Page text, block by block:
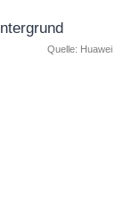
Quelle: Huawei